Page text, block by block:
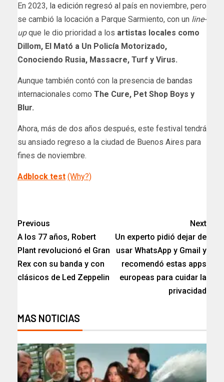
En 2023, la edición regresó al país en noviembre, pero
se cambió la locación a Parque Sarmiento, con un line-
upque le dio prioridad a los artistas locales como
Dillom, El Mató a Un Policía Motorizado,
Conociendo Rusia, Massacre, Turf y Virus.
Aunque también contó con la presencia de bandas
internacionales como The Cure, Pet Shop Boys y
Blur.
Ahora, más de dos años después, este festival tendrá
su ansiado regreso a la ciudad de Buenos Aires para
fines de noviembre.
Adblock test (Why?)
Previous
A los 77 años, Robert
Plant revolucionó el Gran
Rex con su banda y con
clásicos de Led Zeppelin
Next
Un experto pidió dejar de
usar WhatsApp y Gmail y
recomendó estas apps
europeas para cuidar la
privacidad
MAS NOTICIAS